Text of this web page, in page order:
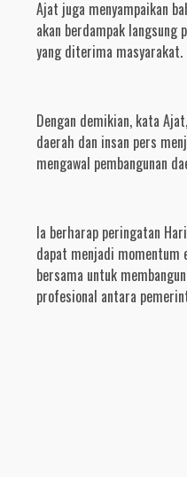
Ajat juga menyampaikan
akan berdampak
yang diterima masyarakat.
Dengan demikian, kata
daerah dan insan pers
mengawal pembangunan
Ia berharap peringatan
dapat menjadi momentum
bersama untuk
profesional antara